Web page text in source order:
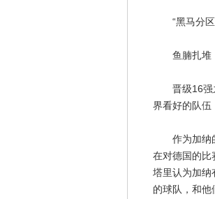
“黑马分区”
鱼腩扎堆
晋级16强之
界看好的队伍
作为加纳的
在对德国的比
塔里认为加纳
的球队，和他